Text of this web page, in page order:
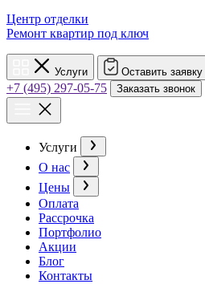
Центр отделки
Ремонт квартир под ключ
Услуги Оставить заявку
+7 (495) 297-05-75
Заказать звонок
Услуги
О нас
Цены
Оплата
Рассрочка
Портфолио
Акции
Блог
Контакты